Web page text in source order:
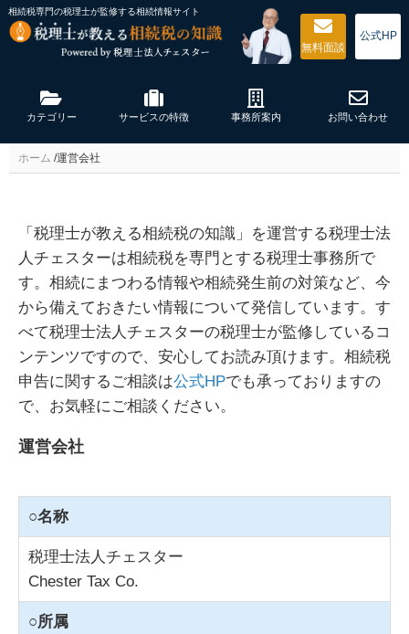
相続税専門の税理士が監修する相続情報サイト
無料面談
公式HP
カテゴリー サービスの特徴 事務所案内 お問い合わせ
ホーム /運営会社
「税理士が教える相続税の知識」を運営する税理士法
人チェスターは相続税を専門とする税理士事務所で
す。相続にまつわる情報や相続発生前の対策など、今
から備えておきたい情報について発信しています。す
べて税理士法人チェスターの税理士が監修しているコ
ンテンツですので、安心してお読み頂けます。相続税
申告に関するご相談は公式HPでも承っておりますの
で、お気軽にご相談ください。
運営会社
○名称
税理士法人チェスター
Chester Tax Co.
○所属